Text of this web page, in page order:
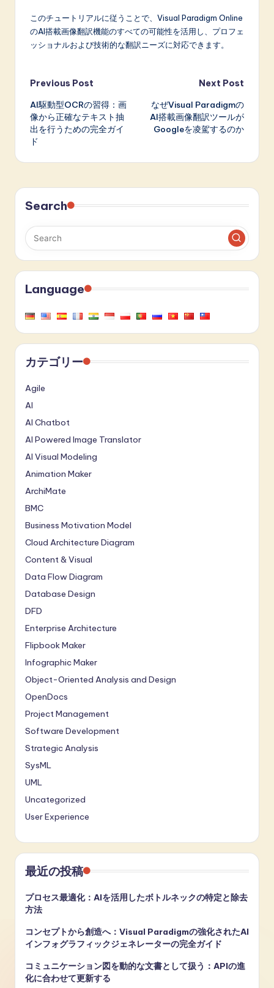
このチュートリアルに従うことで、Visual Paradigm Online
のAI搭載画像翻訳機能のすべての可能性を活用し、プロフェ
ッショナルおよび技術的な翻訳ニーズに対応できます。
Post
navigation
Previous Post
AI駆動型OCRの習得：画
像から正確なテキスト抽
出を行うための完全ガイ
ド
Next Post
なぜVisual Paradigmの
AI搭載画像翻訳ツールが
Googleを凌駕するのか
Search
Language
カテゴリー
Agile
AI
AI Chatbot
AI Powered Image Translator
AI Visual Modeling
Animation Maker
ArchiMate
BMC
Business Motivation Model
Cloud Architecture Diagram
Content & Visual
Data Flow Diagram
Database Design
DFD
Enterprise Architecture
Flipbook Maker
Infographic Maker
Object-Oriented Analysis and Design
OpenDocs
Project Management
Software Development
Strategic Analysis
SysML
UML
Uncategorized
User Experience
最近の投稿
プロセス最適化：AIを活用したボトルネックの特定と除去
方法
コンセプトから創造へ：Visual Paradigmの強化されたAI
インフォグラフィックジェネレーターの完全ガイド
コミュニケーション図を動的な文書として扱う：APIの進
化に合わせて更新する